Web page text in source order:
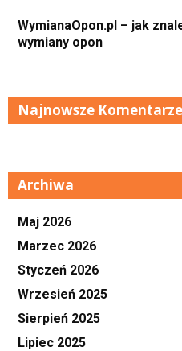
WymianaOpon.pl – jak
wymiany opon
Najnowsze Komentarze
Archiwa
Maj 2026
Marzec 2026
Styczeń 2026
Wrzesień 2025
Sierpień 2025
Lipiec 2025